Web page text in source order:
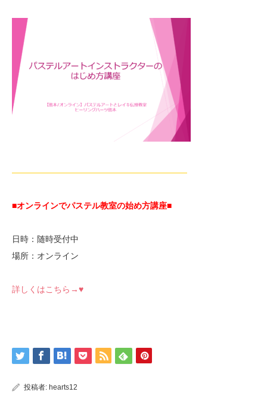
—————————————————————
■オンラインでパステル教室の始め方講座■
日時：随時受付中
場所：オンライン
詳しくはこちら→♥
投稿者: hearts12